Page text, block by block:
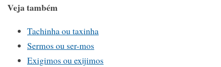
Veja também
Tachinha ou taxinha
Sermos ou ser-mos
Exigimos ou exijimos